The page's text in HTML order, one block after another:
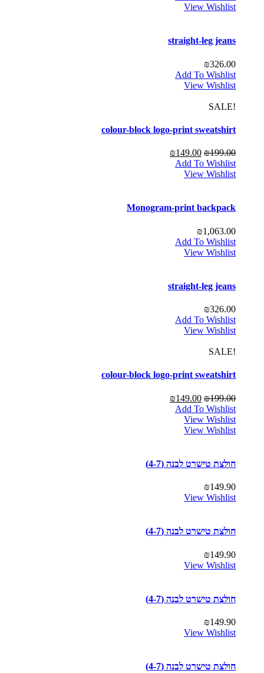
View Wishlist
straight-leg jeans
₪326.00
Add To Wishlist
View Wishlist
!SALE
colour-block logo-print sweatshirt
₪199.00
₪149.00
Add To Wishlist
View Wishlist
Monogram-print backpack
₪1,063.00
Add To Wishlist
View Wishlist
straight-leg jeans
₪326.00
Add To Wishlist
View Wishlist
!SALE
colour-block logo-print sweatshirt
₪199.00
₪149.00
Add To Wishlist
View Wishlist
View Wishlist
חולצת טישרט לבנה (4-7)
₪149.90
View Wishlist
חולצת טישרט לבנה (4-7)
₪149.90
View Wishlist
חולצת טישרט לבנה (4-7)
₪149.90
View Wishlist
חולצת טישרט לבנה (4-7)